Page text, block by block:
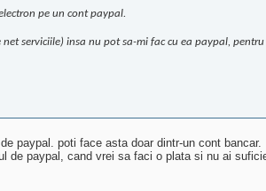
pe un cont paypal.
serviciile) insa nu pot sa-mi fac cu ea paypal,
paypal. poti face asta doar dintr-un cont bancar.
de paypal, cand vrei sa faci o plata si nu ai